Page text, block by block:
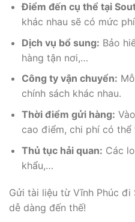
Điểm đến cụ thể tại
khác nhau sẽ có mức
Dịch vụ bổ sung: Bảo
hàng tận nơi,…
Công ty vận chuyển:
chính sách khác nhau.
Thời điểm gửi hàng:
cao điểm, chi phí có thể
Thủ tục hải quan: Các
khẩu,…
Gửi tài liệu từ Vĩnh Phúc
dễ dàng đến thế!